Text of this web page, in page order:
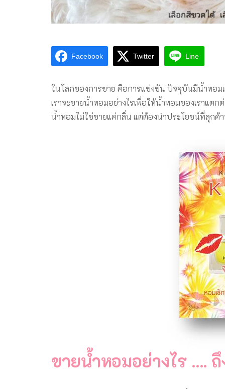
Facebook Twitter Line
ในโลกของการขาย คือการแข่งขัน ปัจจุบันมีน้ำหอ
เราจะขายน้ำหอมอย่างไรเพื่อให้น้ำหอมของเราแต
น้ำหอมไม่ใช่ขายแค่กลิ่น แต่ต้องนำประโยชน์ที่ลุกค้า
ขายน้ำหอมอย่างไร ….